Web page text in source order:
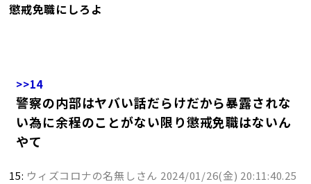
懲戒免職にしろよ
>>14
警察の内部はヤバい話だらけだから暴露されな
い為に余程のことがない限り懲戒免職はないん
やて
15: ウィズコロナの名無しさん 2024/01/26(金) 20:11:40.25